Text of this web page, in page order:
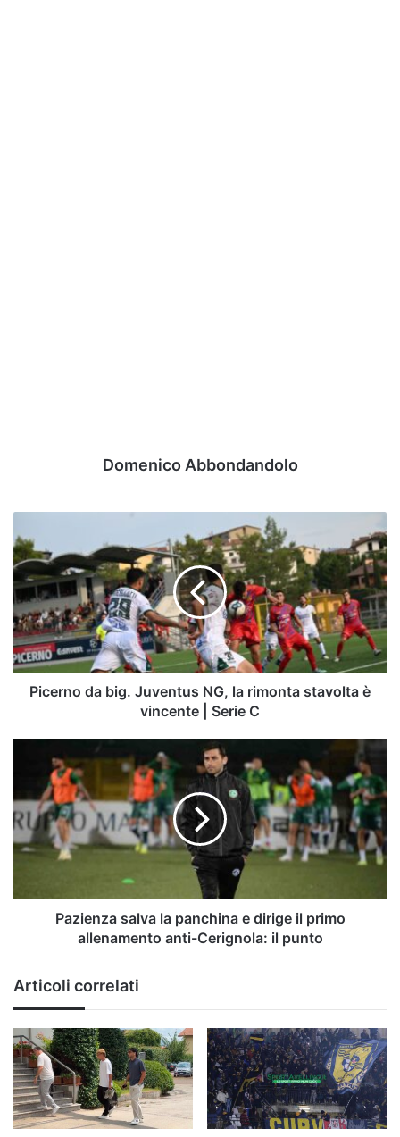
Domenico Abbondandolo
da
big.
Juventus
NG,
la
rimonta
stavolta
è
vincente
Picerno da big. Juventus NG, la rimonta stavolta è
vincente | Serie C
panchina
e
dirige
allenamento
Pazienza salva la panchina e dirige il primo
allenamento anti-Cerignola: il punto
Articoli correlati